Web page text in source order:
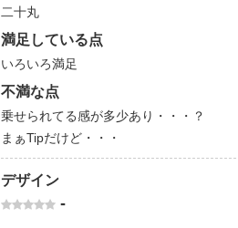
二十丸
満足している点
いろいろ満足
不満な点
乗せられてる感が多少あり・・・？
まぁTipだけど・・・
デザイン
-